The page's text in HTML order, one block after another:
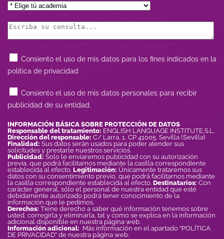
Consiento el uso de mis datos para los fines indicados en la
política de privacidad
Consiento el uso de mis datos personales para recibir
publicidad de su entidad.
INFORMACIÓN BÁSICA SOBRE PROTECCIÓN DE DATOS
Responsable del tratamiento: ENGLISH LANGUAGE INSTITUTE,S.L.
Dirección del responsable: C/ Larra, 1, CP 41005, Sevilla (Sevilla)
Finalidad: Sus datos serán usados para poder atender sus
solicitudes y prestarle nuestros servicios.
Publicidad: Solo le enviaremos publicidad con su autorización
previa, que podrá facilitarnos mediante la casilla correspondiente
establecida al efecto. Legitimación: Únicamente trataremos sus
datos con su consentimiento previo, que podrá facilitarnos mediante
la casilla correspondiente establecida al efecto. Destinatarios: Con
carácter general, sólo el personal de nuestra entidad que esté
debidamente autorizado podrá tener conocimiento de la
información que le pedimos.
Derechos: Tiene derecho a saber qué información tenemos sobre
usted, corregirla y eliminarla, tal y como se explica en la información
adicional disponible en nuestra página web.
Información adicional: Más información en el apartado “POLÍTICA
DE PRIVACIDAD” de nuestra página web.